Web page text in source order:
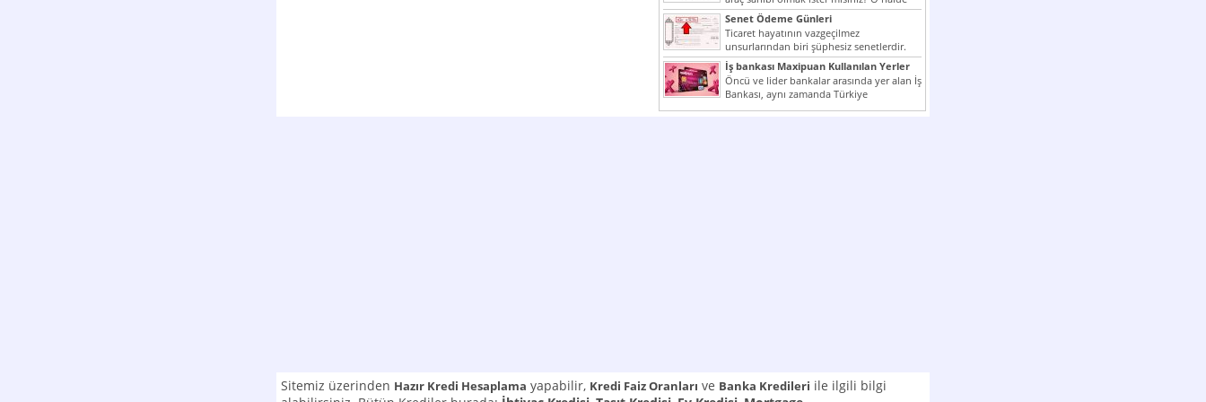
yazımız ilginizi...
Senet Ödeme Günleri
Ticaret hayatının vazgeçilmez
unsurlarından biri şüphesiz senetlerdir.
Çünkü senetler en çok kullanılan ödeme
araçlarıdır. Taksitler...
İş bankası Maxipuan Kullanılan Yerler
Öncü ve lider bankalar arasında yer alan İş
Bankası, aynı zamanda Türkiye
Cumhuriyeti’nin ilk milli...
Sitemiz üzerinden Hazır Kredi Hesaplama yapabilir, Kredi Faiz Oranları ve Banka Kredileri ile ilgili bilgi